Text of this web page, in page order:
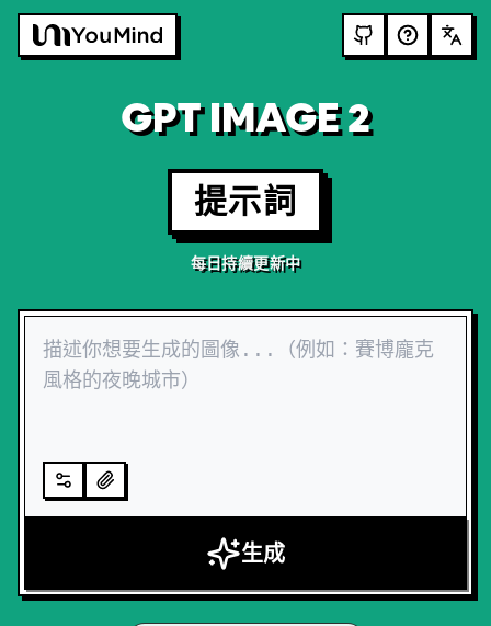
GPT IMAGE 2
提示詞
每日持續更新中
生成